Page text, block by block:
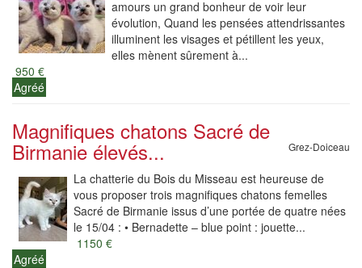
amours un grand bonheur de voir leur
évolution, Quand les pensées attendrissantes
illuminent les visages et pétillent les yeux,
elles mènent sûrement à...
950 €
Agréé
Magnifiques chatons Sacré de
Birmanie élevés... Grez-Doiceau
La chatterie du Bois du Misseau est heureuse de
vous proposer trois magnifiques chatons femelles
Sacré de Birmanie issus d’une portée de quatre nées
le 15/04 : • Bernadette – blue point : jouette...
1150 €
Agréé